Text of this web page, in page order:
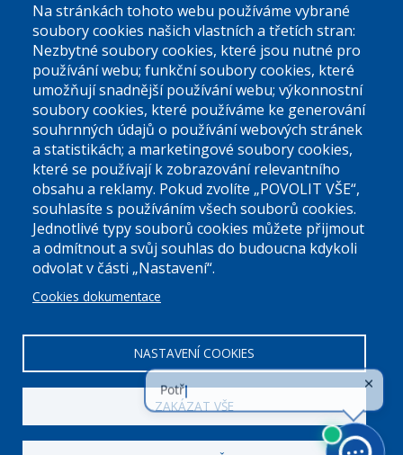
El. podatelna (bez el. podpisu):
podatelna@praha9.cz
Úřední dny:
Po a St: 08.00-12.00; 13.00-18.00
Úřední hodiny
00063894DIČ:CZ00063894
Na stránkách tohoto webu používáme vybrané
soubory cookies našich vlastních a třetích stran:
Nezbytné soubory cookies, které jsou nutné pro
používání webu; funkční soubory cookies, které
umožňují snadnější používání webu; výkonnostní
soubory cookies, které používáme ke generování
souhrnných údajů o používání webových stránek
a statistikách; a marketingové soubory cookies,
které se používají k zobrazování relevantního
obsahu a reklamy. Pokud zvolíte „POVOLIT VŠE“,
souhlasíte s používáním všech souborů cookies.
Jednotlivé typy souborů cookies můžete přijmout
a odmítnout a svůj souhlas do budoucna kdykoli
odvolat v části „Nastavení“.
Cookies dokumentace
NASTAVENÍ COOKIES
ZAKÁZAT VŠE